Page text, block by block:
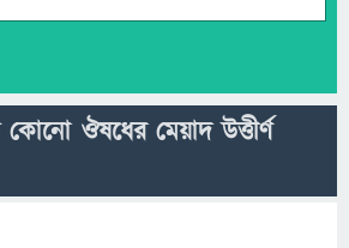
ঔষধের মেয়াদ উত্তীর্ণ